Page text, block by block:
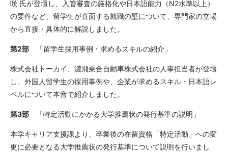
咲 氏が登壇し、入管審査の厳格化や日本語能力（N2水準以上）
の要件など、留学生が直面する就職の壁について、専門家の立場
から直接・具体的に解説しました。
第2部 「留学生採用事例・求めるスキルの紹介」
株式会社トーカイ、濃飛乗合自動車株式会社の人事担当者が登壇
し、外国人留学生の採用事例や、企業が求めるスキル・日本語レ
ベルについて本音で紹介しました。
第3部 「特定活動にかかる大学推薦状の発行基準の説明」
本学キャリア支援課より、卒業後の在留資格「特定活動」への変
更に必要となる大学推薦状の発行基準について説明を行いまし